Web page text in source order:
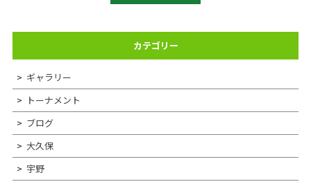
カテゴリー
ギャラリー
トーナメント
ブログ
大久保
宇野